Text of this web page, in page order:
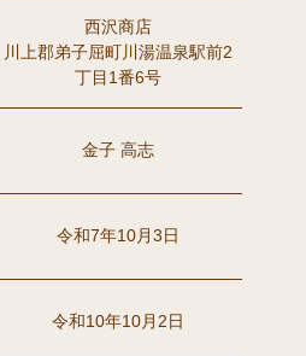
西沢商店
川上郡弟子屈町川湯温泉駅前2
丁目1番6号
金子 高志
令和7年10月3日
令和10年10月2日